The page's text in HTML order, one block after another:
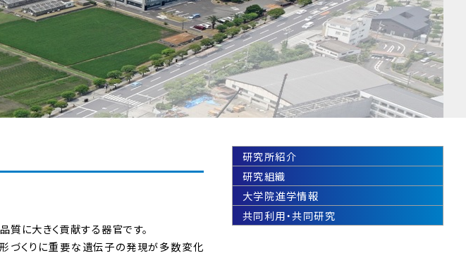
に大きく貢献する器官です。
くりに重要な遺伝子の発現が多数変化
研究所紹介
研究組織
大学院進学情報
共同利用・共同研究